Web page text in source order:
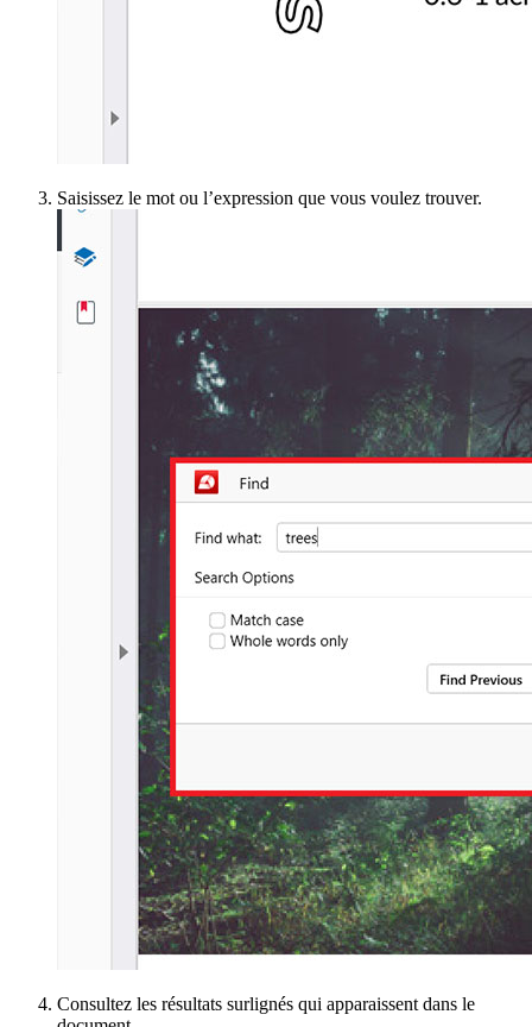
Saisissez le mot ou l’expression que vous voulez trouver.
Consultez les résultats surlignés qui apparaissent dans le